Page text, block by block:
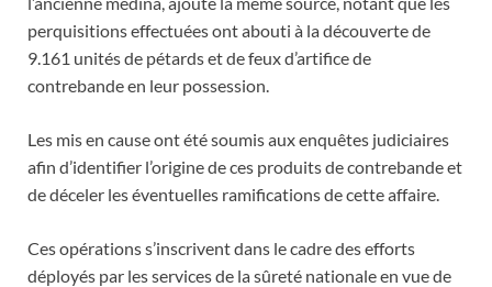
perquisitions effectuées ont abouti à la découverte de
9.161 unités de pétards et de feux d’artifice de
contrebande en leur possession.
Les mis en cause ont été soumis aux enquêtes judiciaires
afin d’identifier l’origine de ces produits de contrebande et
de déceler les éventuelles ramifications de cette affaire.
Ces opérations s’inscrivent dans le cadre des efforts
déployés par les services de la sûreté nationale en vue de